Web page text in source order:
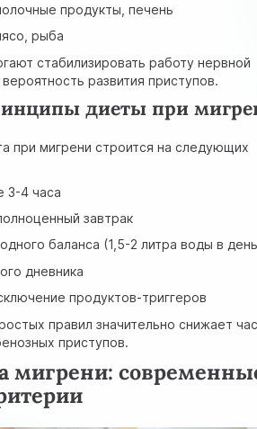
продукты, печень
рыба
стабилизировать работу нервной
развития приступов.
диеты при
при мигрени строится на следующих
3-4 часа
завтрак
баланса (1,5-2 литра воды в
дневника
продуктов-триггеров
правил значительно снижает
приступов.
мигрени: